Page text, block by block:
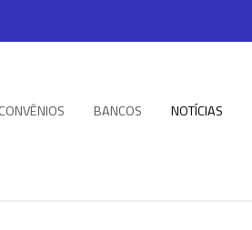
CONVÊNIOS BANCOS NOTÍCIAS